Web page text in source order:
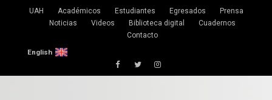
UAH Académicos Estudiantes Egresados
Prensa
Noticias
Videos Biblioteca digital
Cuadernos
Contacto
English
FacebookTwitterInstagram